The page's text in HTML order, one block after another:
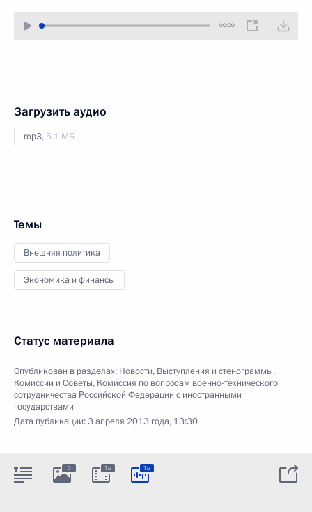
00:00
Загрузить аудио
mp3, 5.1 МБ
Темы
Внешняя политика
Экономика и финансы
Статус материала
Опубликован в разделах: Новости, Выступления и стенограммы,
Комиссии и Советы, Комиссия по вопросам военно-технического
сотрудничества Российской Федерации с иностранными
государствами
Дата публикации:3 апреля 2013 года, 13:30
2 7м 7м